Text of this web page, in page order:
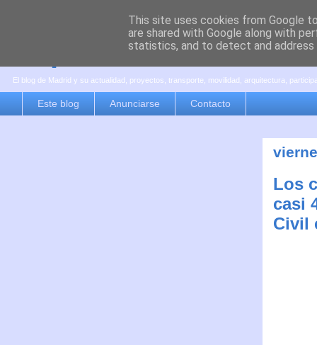
es por madrid
El blog de Madrid y su actualidad, proyectos, transporte, movilidad, arquitectura,
Este blog Anunciarse Contacto
Los
casi
Civil
This site uses cookies from Google
are shared with Google along with
statistics, and to detect and address